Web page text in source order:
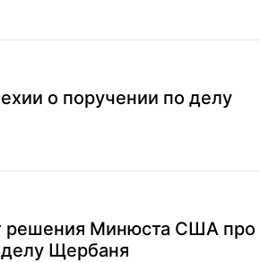
о поручении по делу
решения Минюста США про
Щербаня